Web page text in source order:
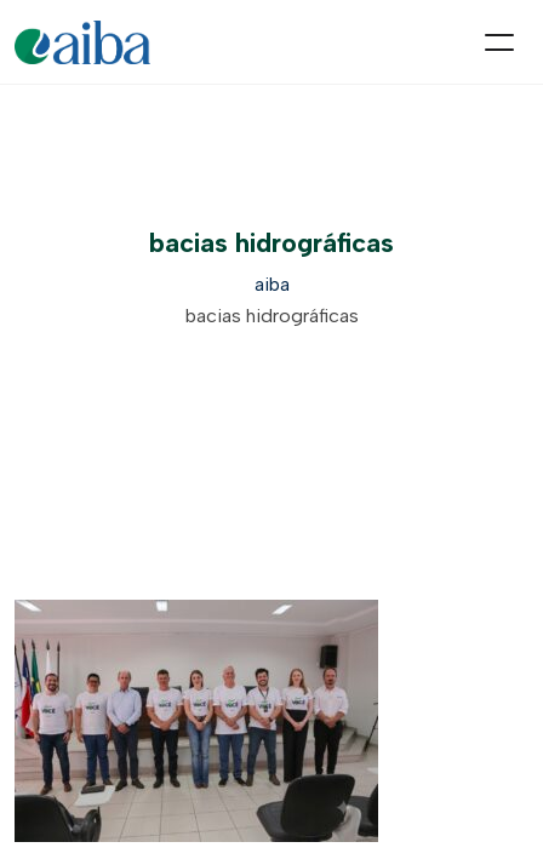
bacias hidrográficas
aiba
bacias hidrográficas